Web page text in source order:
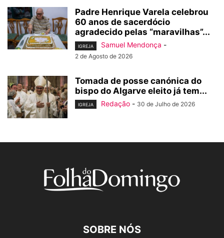
Padre Henrique Varela celebrou
60 anos de sacerdócio
agradecido pelas “maravilhas”...
IGREJA Samuel Mendonça -
2 de Agosto de 2026
Tomada de posse canónica do
bispo do Algarve eleito já tem...
IGREJA Redação - 30 de Julho de 2026
SOBRE NÓS